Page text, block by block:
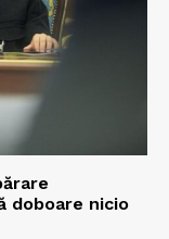
doboare nicio